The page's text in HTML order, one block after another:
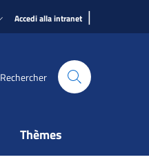
Accedi alla intranet |
Rechercher
Thèmes